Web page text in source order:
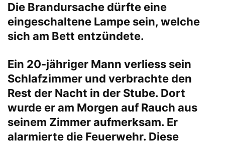
Die Brandursache dürfte eine
eingeschaltene Lampe sein, welche
sich am Bett entzündete.
Ein 20-jähriger Mann verliess sein
Schlafzimmer und verbrachte den
Rest der Nacht in der Stube. Dort
wurde er am Morgen auf Rauch aus
seinem Zimmer aufmerksam. Er
alarmierte die Feuerwehr. Diese